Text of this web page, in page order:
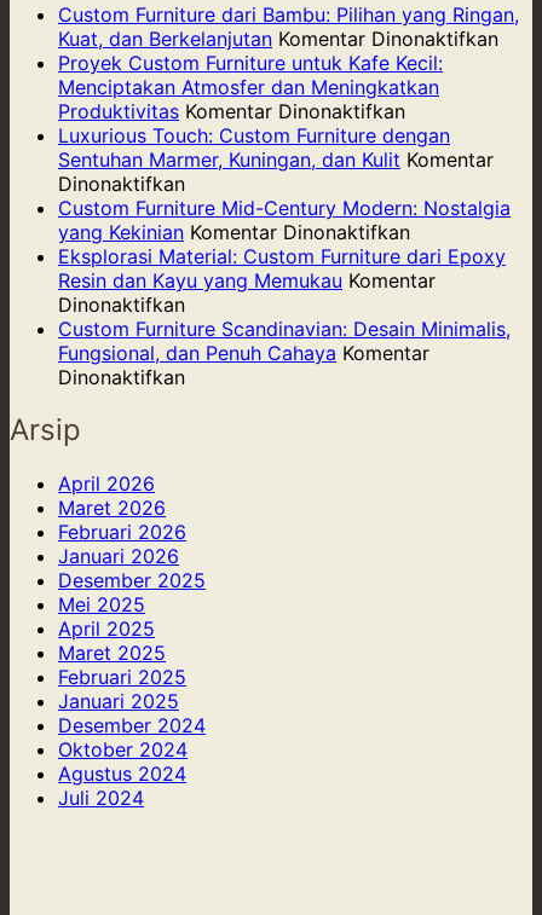
Custom Furniture dari Bambu: Pilihan yang Ringan,
Kuat, dan Berkelanjutan Komentar Dinonaktifkanpada
dan
Proyek Custom Furniture untuk Kafe Kecil:
Menciptakan Atmosfer dan Meningkatkan
Produktivitas Komentar Dinonaktifkanpada
Proyek
Custom
untuk
Kafe
Kecil:
Menciptakan
dan
Meningkatkan
Luxurious Touch: Custom Furniture dengan
Sentuhan Marmer, Kuningan, dan Kulit Komentar
Dinonaktifkanpada
Luxurious
Touch:
Custom
Furniture
dengan
Sentuhan
Marmer,
Kuningan,
Custom Furniture Mid-Century Modern: Nostalgia
yang Kekinian Komentar Dinonaktifkanpada
Custom
Furniture
Century
Modern:
Eksplorasi Material: Custom Furniture dari Epoxy
Resin dan Kayu yang Memukau Komentar
Dinonaktifkanpada
Eksplorasi
Material:
Custom
Kayu
yang
Memukau
Custom Furniture Scandinavian: Desain Minimalis,
Fungsional, dan Penuh Cahaya Komentar
Dinonaktifkanpada
Fungsional,
dan
Penuh
Cahaya
Arsip
April 2026
Maret 2026
Februari 2026
Januari 2026
Desember 2025
Mei 2025
April 2025
Maret 2025
Februari 2025
Januari 2025
Desember 2024
Oktober 2024
Agustus 2024
Juli 2024